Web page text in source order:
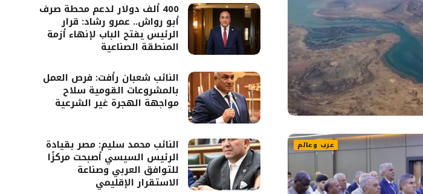
عرب وعالم
400 ألف دولار لدعم محطة صرف
أبو رواش.. عمرو رشاد: قرار
الرئيس يفتح الباب لإنهاء أزمة
المنطقة الصناعية
النائب شعبان رأفت: فرص العمل
بالمشروعات القومية سلاح
مواجهة الهجرة غير الشرعية
النائب محمد سليم: مصر بقيادة
الرئيس السيسي أصبحت مركزًا
للتوافق العربي وصناعة
الاستقرار الإقليمي